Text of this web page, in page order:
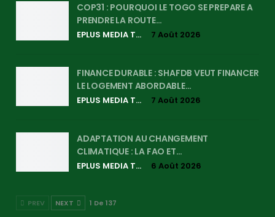
COP31 : POURQUOI LE TOGO SE PREPARE A
PRENDRE LA ROUTE…
EPLUS MEDIA TV 7 Août 2026
FINANCE DURABLE : SHAFDB VEUT FINANCER
LE LOGEMENT ABORDABLE…
EPLUS MEDIA TV 7 Août 2026
ADAPTATION AU CHANGEMENT
CLIMATIQUE : LA FAO ET…
EPLUS MEDIA TV 6 Août 2026
PREV NEXT 1 De 137